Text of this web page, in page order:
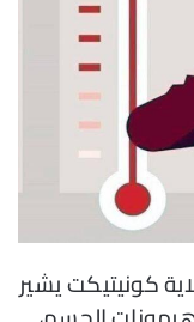
كونيتيكت يشير